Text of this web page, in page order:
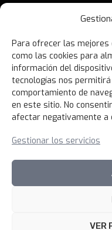
Para ofrecer las mejores
como las cookies para
información del
tecnologías nos
comportamiento de
en este sitio. No
afectar negativamente a
Gestionar los servicios
VER
Política
Libro
©